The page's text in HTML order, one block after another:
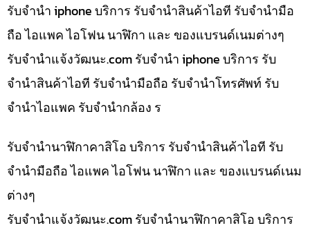
รับจำนำ iphone บริการ รับจำนำสินค้าไอที รับจำนำมือ
ถือ ไอแพค ไอโฟน นาฬิกา และ ของแบรนด์เนมต่างๆ
รับจํานําแจ้งวัฒนะ.com รับจำนำ iphone บริการ รับ
จำนำสินค้าไอที รับจำนำมือถือ รับจำนำโทรศัพท์ รับ
จำนำไอแพค รับจำนำกล้อง ร
รับจำนำนาฬิกาคาสิโอ บริการ รับจำนำสินค้าไอที รับ
จำนำมือถือ ไอแพค ไอโฟน นาฬิกา และ ของแบรนด์เนม
ต่างๆ
รับจํานําแจ้งวัฒนะ.com รับจำนำนาฬิกาคาสิโอ บริการ